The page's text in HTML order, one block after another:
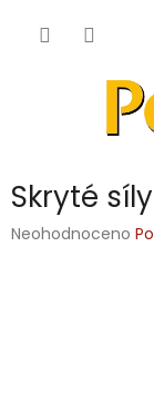
Skryté
Průměrné
Neohodnoceno